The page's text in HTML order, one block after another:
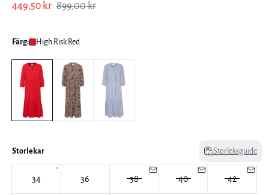
449,50 kr 899,00 kr
Färg: High Risk Red
Storlekar Storleksguide
34 36 38 40 42